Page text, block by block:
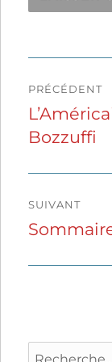
de
l’article
PRÉCÉDENT
Publication
précédente :
Bozzuffi
SUIVANT
Publication
Recherche